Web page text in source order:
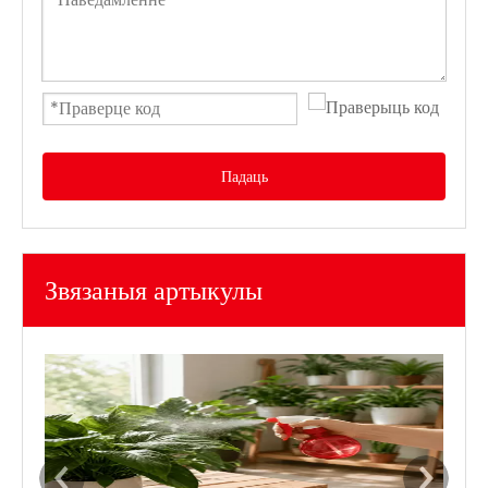
Падаць
Звязаныя артыкулы